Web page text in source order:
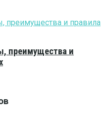
преимущества и